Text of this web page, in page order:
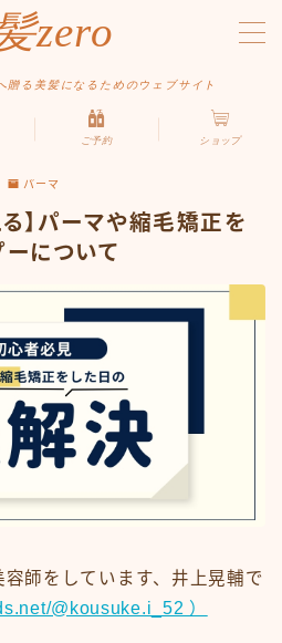
zero
贈る美髪になるためのウェブサイト
ご予約 ショップ
パーマ
】パーマや縮毛矯正を
について
師をしています、井上晃輔で
@kousuke.i_52 ）